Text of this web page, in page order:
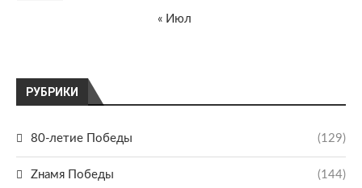
РУБРИКИ
80-летие Победы (129)
Zнамя Победы (144)
« Июл